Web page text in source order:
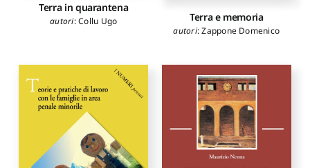
Terra in quarantena
autori:Collu Ugo Terra e memoria
autori:Zappone Domenico